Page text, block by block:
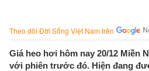
Theo dõi Đời Sống Việt Nam trên
Giá heo hơi hôm nay 20/12 Miền
với phiên trước đó. Hiện đang